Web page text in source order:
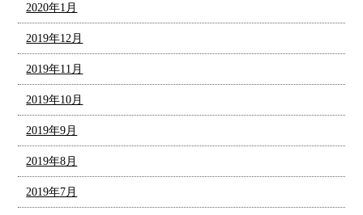
2020年1月
2019年12月
2019年11月
2019年10月
2019年9月
2019年8月
2019年7月